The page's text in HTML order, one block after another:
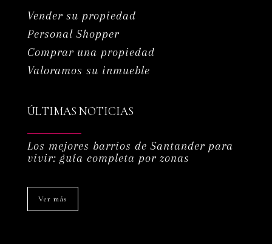
Vender su propiedad
Personal Shopper
Comprar una propiedad
Valoramos su inmueble
ÚLTIMAS NOTICIAS
Los mejores barrios de Santander para
vivir: guía completa por zonas
Ver más